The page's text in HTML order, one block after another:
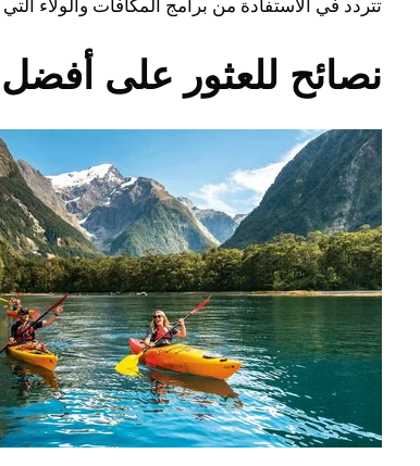
تتردد في الاستفادة من برامج المكافآت والولاء
نصائح للعثور على